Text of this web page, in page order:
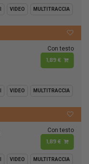
VIDEO MULTITRACCIA
Con testo
1,89 €
VIDEO MULTITRACCIA
Con testo
1,89 €
VIDEO MULTITRACCIA